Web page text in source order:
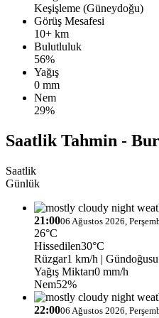
Keşişleme (Güneydoğu)
Görüş Mesafesi
10+ km
Bulutluluk
56%
Yağış
0 mm
Nem
29%
Saatlik Tahmin -
Saatlik
Günlük
21:0006 Ağustos 2026,
26°C
Hissedilen30°C
Rüzgar1 km/h |
Yağış Miktarı0 mm/h
Nem52%
22:0006 Ağustos 2026,